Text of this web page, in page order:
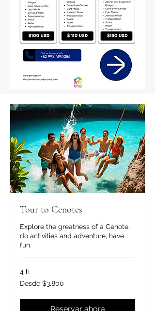
Tour to Cenotes
Explore the greatness of a Cenote,
do activities and adventure, have
fun.
4 h
Desde
3,800
Desde $3,800
Reservar ahora